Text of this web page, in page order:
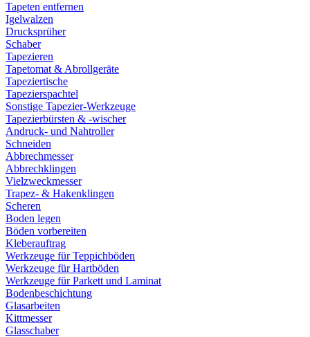
Tapeten entfernen
Igelwalzen
Drucksprüher
Schaber
Tapezieren
Tapetomat & Abrollgeräte
Tapeziertische
Tapezierspachtel
Sonstige Tapezier-Werkzeuge
Tapezierbürsten & -wischer
Andruck- und Nahtroller
Schneiden
Abbrechmesser
Abbrechklingen
Vielzweckmesser
Trapez- & Hakenklingen
Scheren
Boden legen
Böden vorbereiten
Kleberauftrag
Werkzeuge für Teppichböden
Werkzeuge für Hartböden
Werkzeuge für Parkett und Laminat
Bodenbeschichtung
Glasarbeiten
Kittmesser
Glasschaber